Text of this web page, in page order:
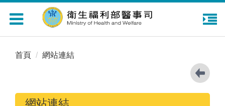
Toggle
navigation
首頁 網站連結
網站連結